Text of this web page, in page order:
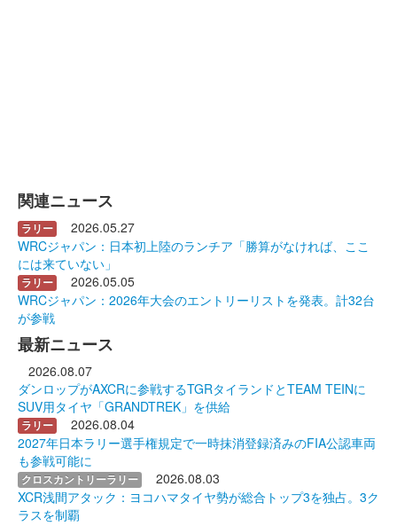
関連ニュース
ラリー
2026.05.27
WRCジャパン：日本初上陸のランチア「勝算がなければ、ここ
には来ていない」
ラリー
2026.05.05
WRCジャパン：2026年大会のエントリーリストを発表。計32台
が参戦
最新ニュース
2026.08.07
ダンロップがAXCRに参戦するTGRタイランドとTEAM TEINに
SUV用タイヤ「GRANDTREK」を供給
ラリー
2026.08.04
2027年日本ラリー選手権規定で一時抹消登録済みのFIA公認車両
も参戦可能に
クロスカントリーラリー
2026.08.03
XCR浅間アタック：ヨコハマタイヤ勢が総合トップ3を独占。3ク
ラスを制覇